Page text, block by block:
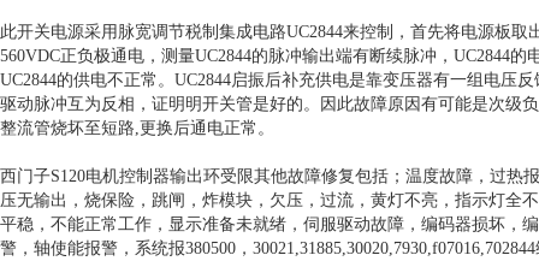
此开关电源采用脉宽调节税制集成电路UC2844来控制，首先将电源板
560VDC正负极通电，测量UC2844的脉冲输出端有断续脉冲，UC2844
UC2844的供电不正常。UC2844启振后补充供电是靠变压器有一组电压
驱动脉冲互为反相，证明明开关管是好的。因此故障原因有可能是次级
整流管烧坏至短路,更换后通电正常。
西门子S120电机控制器输出环受限其他故障修复包括；温度故障，过
压无输出，烧保险，跳闸，炸模块，欠压，过流，黄灯不亮，指示灯全
平稳，不能正常工作，显示准备未就绪，伺服驱动故障，编码器损坏，
警，轴使能报警，系统报380500，